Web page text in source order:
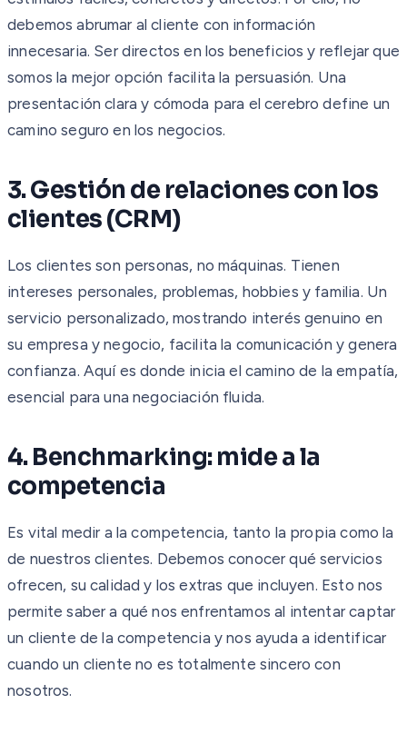
debemos abrumar al cliente con información
innecesaria. Ser directos en los beneficios y reflejar que
somos la mejor opción facilita la persuasión. Una
presentación clara y cómoda para el cerebro define un
camino seguro en los negocios.
3. Gestión de relaciones con los
clientes (CRM)
Los clientes son personas, no máquinas. Tienen
intereses personales, problemas, hobbies y familia. Un
servicio personalizado, mostrando interés genuino en
su empresa y negocio, facilita la comunicación y genera
confianza. Aquí es donde inicia el camino de la empatía,
esencial para una negociación fluida.
4. Benchmarking: mide a la
competencia
Es vital medir a la competencia, tanto la propia como la
de nuestros clientes. Debemos conocer qué servicios
ofrecen, su calidad y los extras que incluyen. Esto nos
permite saber a qué nos enfrentamos al intentar captar
un cliente de la competencia y nos ayuda a identificar
cuando un cliente no es totalmente sincero con
nosotros.